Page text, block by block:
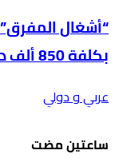
بكلفة 850 ألف دينار
عربي و دولي
‫‫‫‏‫ساعتين مضت‬